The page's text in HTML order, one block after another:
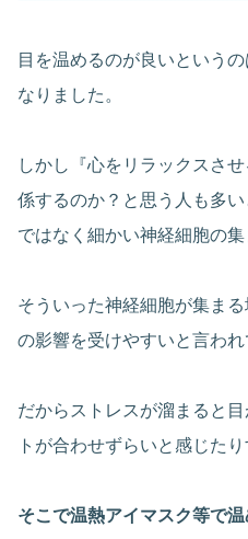
目を温めるのが良いという
なりました。
しかし『心をリラックスさ
係するのか？と思う人も多
ではなく細かい神経細胞の集
そういった神経細胞が集ま
の影響を受けやすいと言われ
だからストレスが溜まると
トが合わせずらいと感じた
そこで温熱アイマスク等で